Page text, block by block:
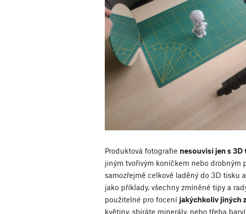
Produktová fotografie nesouvisí jen s 3D
jiným tvořivým koníčkem nebo drobným
samozřejmě celkově laděný do 3D tisku
jako příklady, všechny zmíněné tipy a
použitelné pro focení jakýchkoliv jiných
květiny, sbíráte minerály, nebo třeba